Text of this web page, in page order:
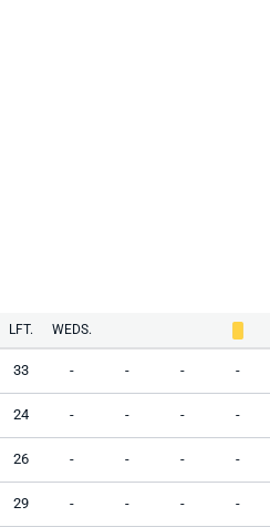
LFT. WEDS.
33 - - - -
24 - - - -
26 - - - -
29 - - - -